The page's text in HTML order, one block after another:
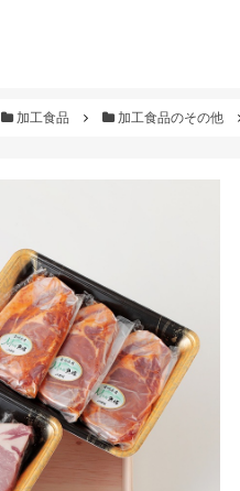
加工食品 加工食品のその他